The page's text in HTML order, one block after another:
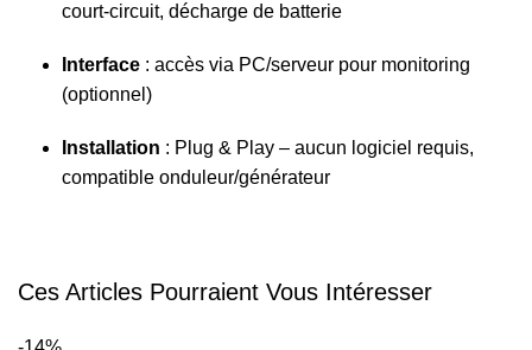
court‑circuit, décharge de batterie
Interface : accès via PC/serveur pour monitoring
(optionnel)
Installation : Plug & Play – aucun logiciel requis,
compatible onduleur/générateur
Ces Articles Pourraient Vous Intéresser